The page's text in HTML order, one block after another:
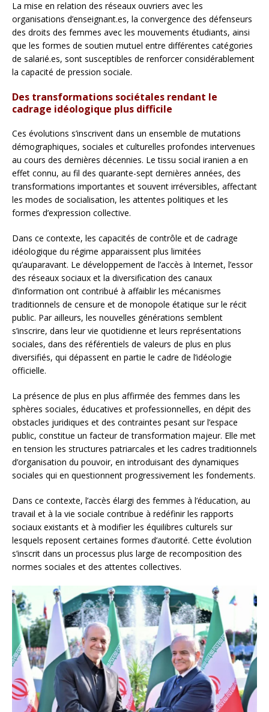
La mise en relation des réseaux ouvriers avec les
organisations d’enseignant.es, la convergence des défenseurs
des droits des femmes avec les mouvements étudiants, ainsi
que les formes de soutien mutuel entre différentes catégories
de salarié.es, sont susceptibles de renforcer considérablement
la capacité de pression sociale.
Des transformations sociétales rendant le
cadrage idéologique plus difficile
Ces évolutions s’inscrivent dans un ensemble de mutations
démographiques, sociales et culturelles profondes intervenues
au cours des dernières décennies. Le tissu social iranien a en
effet connu, au fil des quarante-sept dernières années, des
transformations importantes et souvent irréversibles, affectant
les modes de socialisation, les attentes politiques et les
formes d’expression collective.
Dans ce contexte, les capacités de contrôle et de cadrage
idéologique du régime apparaissent plus limitées
qu’auparavant. Le développement de l’accès à Internet, l’essor
des réseaux sociaux et la diversification des canaux
d’information ont contribué à affaiblir les mécanismes
traditionnels de censure et de monopole étatique sur le récit
public. Par ailleurs, les nouvelles générations semblent
s’inscrire, dans leur vie quotidienne et leurs représentations
sociales, dans des référentiels de valeurs de plus en plus
diversifiés, qui dépassent en partie le cadre de l’idéologie
officielle.
La présence de plus en plus affirmée des femmes dans les
sphères sociales, éducatives et professionnelles, en dépit des
obstacles juridiques et des contraintes pesant sur l’espace
public, constitue un facteur de transformation majeur. Elle met
en tension les structures patriarcales et les cadres traditionnels
d’organisation du pouvoir, en introduisant des dynamiques
sociales qui en questionnent progressivement les fondements.
Dans ce contexte, l’accès élargi des femmes à l’éducation, au
travail et à la vie sociale contribue à redéfinir les rapports
sociaux existants et à modifier les équilibres culturels sur
lesquels reposent certaines formes d’autorité. Cette évolution
s’inscrit dans un processus plus large de recomposition des
normes sociales et des attentes collectives.